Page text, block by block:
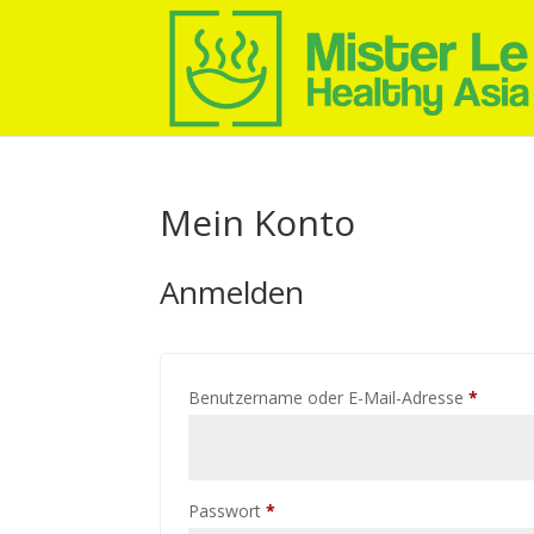
Mein Konto
Anmelden
Benutzername oder E-Mail-Adresse*
Passwort*